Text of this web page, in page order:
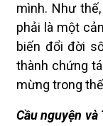
mình. Như
phải là một
biến đổi đời
thành chứng
mừng trong
Cầu nguyện